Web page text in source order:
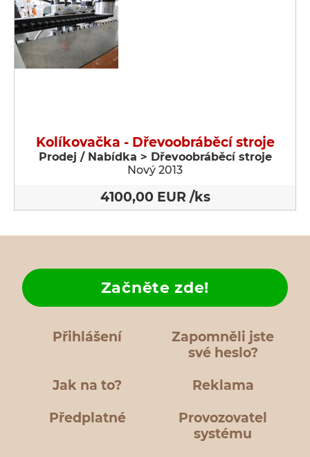
Kolíkovačka - Dřevoobráběcí stroje
Prodej / Nabídka > Dřevoobráběcí stroje
Nový 2013
4100,00 EUR /ks
Přihlášení
Zapomněli jste
své heslo?
Jak na to?
Začněte zde!
Reklama
Předplatné
Provozovatel
systému